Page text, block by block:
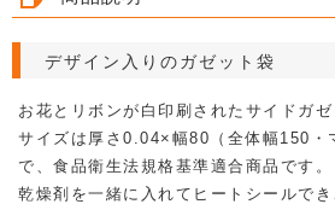
デザイン入りのガゼット袋
お花とリボンが白印刷されたサイドガゼ
サイズは厚さ0.04×幅80（全体幅150・
で、食品衛生法規格基準適合商品です。
乾燥剤を一緒に入れてヒートシールで